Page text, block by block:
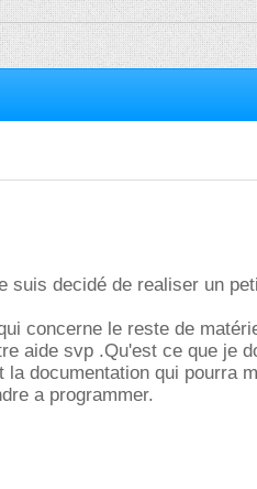
suis decidé de realiser un
concerne le reste de
aide svp .Qu'est ce que je
documentation qui pourra
a programmer.